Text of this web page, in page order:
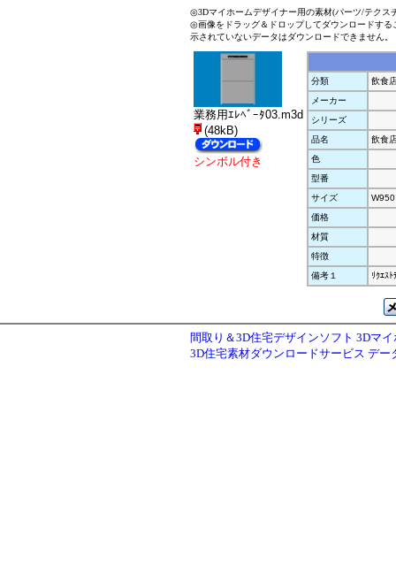
◎3Dマイホームデザイナー用の素材(パーツ/テクス
◎画像をドラッグ＆ドロップしてダウンロードす
示されていないデータはダウンロードできません。
業務用ｴﾚﾍﾞｰﾀ03.m3d
(48kB)
シンボル付き
分類
飲食
メーカー
シリーズ
品名
飲食
色
型番
サイズ
価格
材質
特徴
備考１
ﾘｸｴｽﾄ
間取り＆3D住宅デザインソフト 3Dマ
3D住宅素材ダウンロードサービス デー